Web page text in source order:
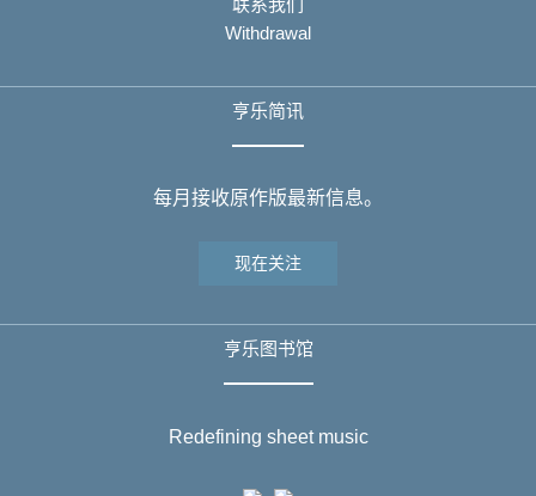
Withdrawal
亨乐简讯
每月接收原作版最新信息。
现在关注
亨乐图书馆
Redefining sheet music